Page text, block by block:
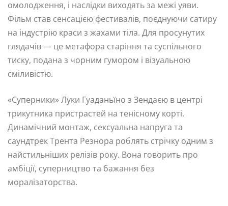
омолодження, і наслідки виходять за межі уяви.
Фільм став сенсацією фестивалів, поєднуючи сатиру
на індустрію краси з жахами тіла. Для просунутих
глядачів — це метафора старіння та суспільного
тиску, подана з чорним гумором і візуальною
сміливістю.
«Суперники» Луки Гуаданьїно з Зендаєю в центрі
трикутника пристрастей на тенісному корті.
Динамічний монтаж, сексуальна напруга та
саундтрек Трента Резнора роблять стрічку одним з
найстильніших релізів року. Вона говорить про
амбіції, суперництво та бажання без
моралізаторства.